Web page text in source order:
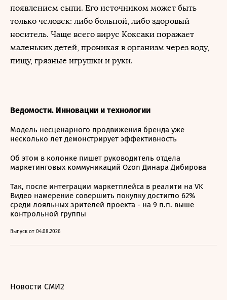
появлением сыпи. Его источником может быть
только человек: либо больной, либо здоровый
носитель. Чаще всего вирус Коксаки поражает
маленьких детей, проникая в организм через воду,
пищу, грязные игрушки и руки.
Ведомости. Инновации и технологии
Модель несценарного продвижения бренда уже
несколько лет демонстрирует эффективность
Об этом в колонке пишет руководитель отдела
маркетинговых коммуникаций Ozon Динара Дибирова
Так, после интеграции маркетплейса в реалити на VK
Видео намерение совершить покупку достигло 62%
среди лояльных зрителей проекта - на 9 п.п. выше
контрольной группы
Выпуск от 04.08.2026
Новости СМИ2